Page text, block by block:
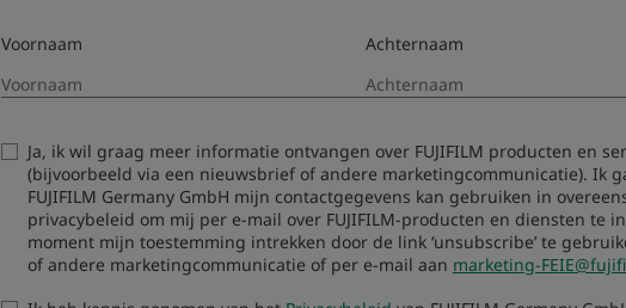
Voornaam Achternaam
Ja, ik wil graag meer informatie ontvangen over FUJIFILM producten en
(bijvoorbeeld via een nieuwsbrief of andere marketingcommunicatie). Ik
FUJIFILM Germany GmbH mijn contactgegevens kan gebruiken in
privacybeleid om mij per e-mail over FUJIFILM-producten en diensten te
moment mijn toestemming intrekken door de link ‘unsubscribe’ te
of andere marketingcommunicatie of per e-mail aan marketing-